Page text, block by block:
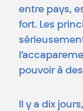
entre pays,
fort. Les
pouvoir à
Il y a dix